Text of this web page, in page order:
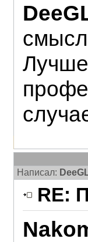
Написал:
RE: